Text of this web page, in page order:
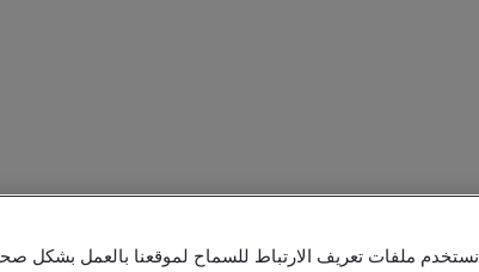
نستخدم ملفات تعريف الارتباط للسماح لموقعنا بالعمل بشكل